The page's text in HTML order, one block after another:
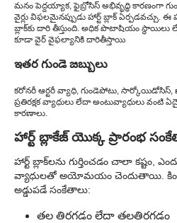
మనం పెద్దయ్యాక, ఫైబ్రోసిస్ అభివృద్ధి కారణంగా
వైర్లు విఫలమైనప్పుడు హార్ట్ బ్లాక్ ఏర్పడవచ్చు.
బ్లాక్‌కు దారి తీస్తుంది. అధిక పొటాషియం
కూడా వైర్ వైఫల్యానికి దారితీస్తాయి
ఇతర గుండె జబ్బులు
కరోనరీ ఆర్టరీ వ్యాధి, గుండెపోటు, సార్కోయిడోసిస్,
ప్రతిరక్షక వ్యాధులు లేదా అంటువ్యాధులు వంటి
కారణాలు.
హార్ట్ బ్లాకేజ్ యొక్క ప్రారంభ
హార్ట్ బ్లాక్‌లను గుర్తించడం చాలా కష్టం,
వ్యాధులతో అయోమయం చెందుతాయి.
అడ్డుపడే సంకేతాలు:
తల తిరగడం లేదా తలతిరగడం